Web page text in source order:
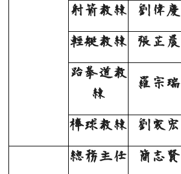
射箭教練 劉偉慶
輕艇教練 張芷晨
跆拳道教
練
羅宗瑞
棒球教練 劉家宏
總務主任 簡志賢